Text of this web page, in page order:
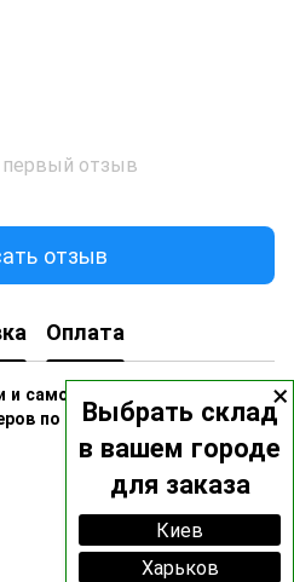
×
Выбрать склад
в вашем городе
для заказа
Киев
Харьков
отзыв
отзыв
Оплата
и самовывоза вы можете
по номерам: